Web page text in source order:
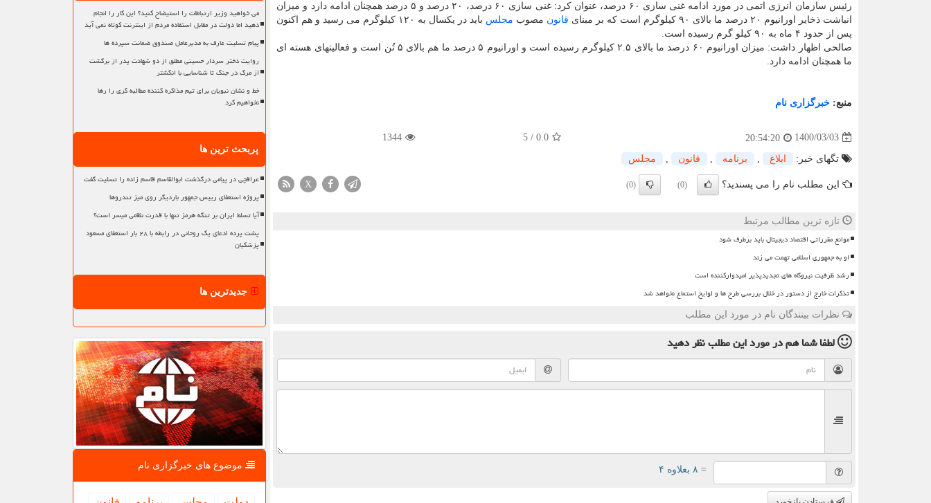
رئیس سازمان انرژی اتمی در مورد ادامه غنی سازی ۶۰ درصد، عنوان کرد: غنی سازی ۶۰ درصد، ۲۰ درصد و ۵ درصد همچنان ادامه دارد و میزان
انباشت ذخایر اورانیوم ۲۰ درصد ما بالای ۹۰ کیلوگرم است که بر مبنای
قانون مصوب مجلس
باید در یکسال به ۱۲۰ کیلوگرم می رسید و هم اکنون
پس از حدود ۴ ماه به ۹۰ کیلو گرم رسیده است.
صالحی اظهار داشت: میزان اورانیوم ۶۰ درصد ما بالای ۲.۵ کیلوگرم رسیده است و اورانیوم ۵ درصد ما هم بالای ۵ تُن است و فعالیتهای هسته ای
ما همچنان ادامه دارد.
منبع: خبرگزاری نام
1400/03/03
20:54:20
0.0
/
5
1344
تگهای خبر: ابلاغ برنامه قانون مجلس
این مطلب نام را می پسندید؟ (0)
(0)
X
تازه ترین مطالب مرتبط
موانع مقرراتی اقتصاد دیجیتال باید برطرف شود
او به جمهوری اسلامی تهمت می زند
رشد ظرفیت نیروگاه های تجدیدپذیر امیدوارکننده است
تذکرات خارج از دستور در خلال بررسی طرح ها و لوایح استماع نخواهد شد
نظرات بینندگان نام در مورد این مطلب
لطفا شما همدر مورد این مطلبنظر دهید
= ۸ بعلاوه ۴
می خواهید وزیر ارتباطات را استیضاح کنید؟ این کار را انجام
دهید اما دولت در مقابل استفاده مردم از اینترنت کوتاه نمی آید
پیام تسلیت عارف به مدیرعامل صندوق ضمانت سپرده ها
روایت دختر سردار حسینی مطلق از دو شهادت پدر از برگشت
از مرگ در جنگ تا شناسایی با انگشتر
خط و نشان نبویان برای تیم مذاکره کننده مطالبه گری را رها
نخواهیم کرد
پربحث ترین ها
عراقچی در پیامی درگذشت ابوالقاسم قاسم زاده را تسلیت گفت
پروژه استعفای رییس جمهور باردیگر روی میز تندروها
آیا تسلط ایران بر تنگه هرمز تنها با قدرت نظامی میسر است؟
پشت پرده ادعای یک روحانی در رابطه با ۲۸ بار استعفای مسعود
پزشکیان
جدیدترین ها
موضوع های خبرگزاری نام